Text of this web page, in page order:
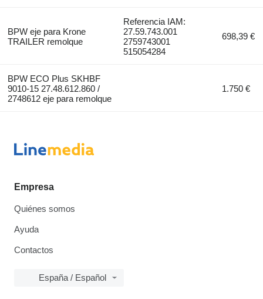
BPW eje para Krone
TRAILER remolque
Referencia IAM:
27.59.743.001
2759743001
515054284
698,39 €
BPW ECO Plus SKHBF
9010-15 27.48.612.860 /
2748612 eje para remolque
1.750 €
Empresa
Quiénes somos
Ayuda
Contactos
España / Español